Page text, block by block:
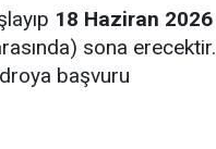
18 Haziran 2026
sona erecektir.
başvuru